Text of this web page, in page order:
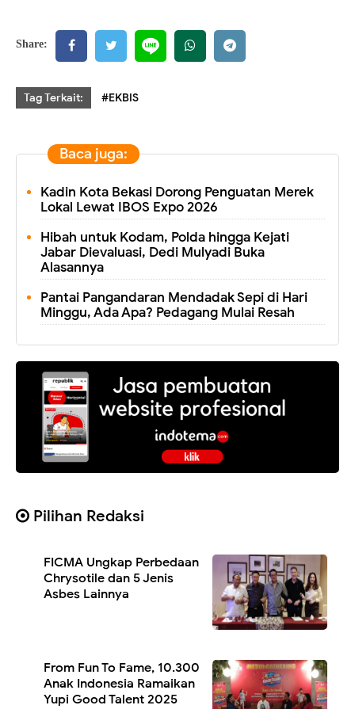
Share:
Tag Terkait: #EKBIS
Baca juga:
Kadin Kota Bekasi Dorong Penguatan Merek
Lokal Lewat IBOS Expo 2026
Hibah untuk Kodam, Polda hingga Kejati
Jabar Dievaluasi, Dedi Mulyadi Buka
Alasannya
Pantai Pangandaran Mendadak Sepi di Hari
Minggu, Ada Apa? Pedagang Mulai Resah
Pilihan Redaksi
FICMA Ungkap Perbedaan
Chrysotile dan 5 Jenis
Asbes Lainnya
From Fun To Fame, 10.300
Anak Indonesia Ramaikan
Yupi Good Talent 2025